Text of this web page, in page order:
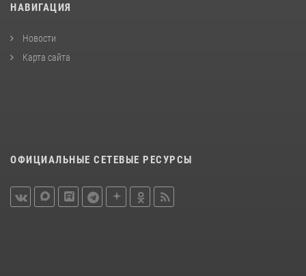
НАВИГАЦИЯ
Новости
Карта сайта
ОФИЦИАЛЬНЫЕ СЕТЕВЫЕ РЕСУРСЫ